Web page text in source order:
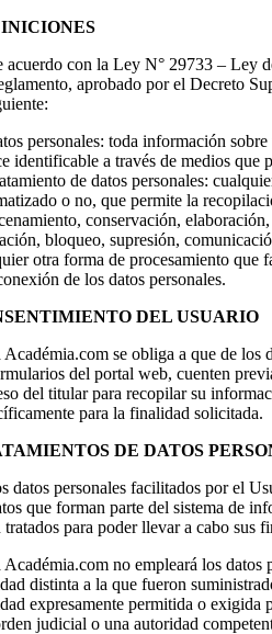
acuerdo con la Ley N° 29733 – Ley
aprobado por el Decreto
personales: toda información
identificable a través de medios que
de datos personales:
o no, que permite la
conservación,
bloqueo, supresión,
otra forma de procesamiento que
de los datos personales.
DEL USUARIO
se obliga a que de los
del portal web, cuenten
del titular para recopilar su
para la finalidad solicitada.
DE DATOS
datos personales facilitados por el
que forman parte del sistema de
tratados para poder llevar a cabo sus
no empleará los datos
distinta a la que fueron
expresamente permitida o exigida
judicial o una autoridad